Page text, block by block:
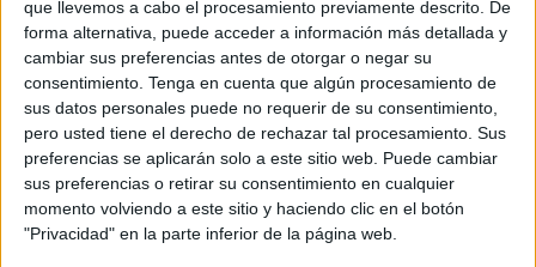
que llevemos a cabo el procesamiento previamente descrito. De
forma alternativa, puede acceder a información más detallada y
cambiar sus preferencias antes de otorgar o negar su
consentimiento. Tenga en cuenta que algún procesamiento de
sus datos personales puede no requerir de su consentimiento,
pero usted tiene el derecho de rechazar tal procesamiento. Sus
preferencias se aplicarán solo a este sitio web. Puede cambiar
sus preferencias o retirar su consentimiento en cualquier
momento volviendo a este sitio y haciendo clic en el botón
"Privacidad" en la parte inferior de la página web.
estimulación temprana” que desarrolla esta federación
de asociaciones de madres y padres de alumnos.
El incremento del esfuerzo presupuestario de la
administración responde a la voluntad del departamento
que dirige Carlos Rontomé de “fomentar la estimulación
temprana de menores de 0 a 3 años que presenten alguna
discapacidad física, psíquica o sensorial, así como
problemas de desarrollo madurativos o de adaptación de